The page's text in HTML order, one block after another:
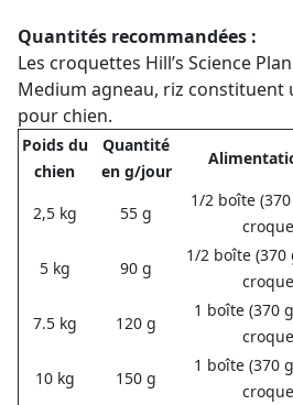
Quantités recommandées :
Les croquettes Hill’s Science
Medium agneau, riz constituent
pour chien.
Poids du
chien
Quantité
en g/jour
2,5 kg 55 g
1/2 boîte
5 kg
90 g
1/2 boîte (370
7.5 kg
120 g
1 boîte (370
10 kg
150 g
1 boîte (370